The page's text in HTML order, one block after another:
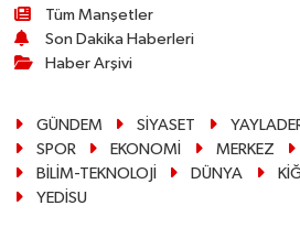
Tüm Manşetler
Son Dakika Haberleri
Haber Arşivi
GÜNDEM SİYASET
SPOR
EKONOMİ MERKEZ
BİLİM-TEKNOLOJİ
DÜNYA
YEDİSU